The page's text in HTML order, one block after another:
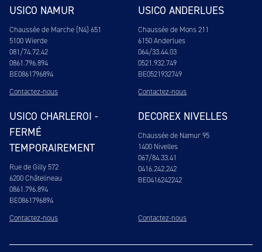
USICO NAMUR
Chaussée de Marche (N4) 651
5100 Wierde
081/74.72.42
0861.796.894
BE0861796894
Contactez-nous
USICO ANDERLUES
Chaussée de Mons 211
6150 Anderlues
064/33.44.03
0521.932.749
BE0521932749
Contactez-nous
USICO CHARLEROI -
FERMÉ
TEMPORAIREMENT
Rue de Gilly 572
6200 Châtelineau
0861.796.894
BE0861796894
Contactez-nous
DECOREX NIVELLES
Chaussée de Namur 95
1400 Nivelles
067/84.33.41
0416.242.242
BE0416242242
Contactez-nous